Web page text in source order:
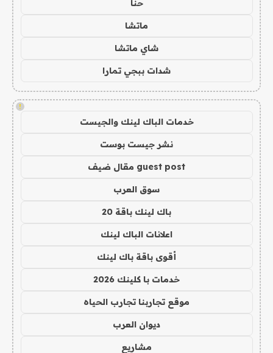
حنا
ماتشا
شاي ماتشا
شدات ببجي تمارا
!
خدمات الباك لينك والجيست
نشر جيست بوست
guest post مقال ضيف
سوق العرب
باك لينك باقة 20
اعلانات الباك لينك
أقوى باقة باك لينك
خدمات با كلينك 2026
موقع تجاربنا تجارب الحياه
ديوان العرب
مشاريع